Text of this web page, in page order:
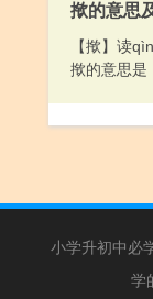
揿的意思
【揿】读
揿的意思是
小学升初中必
学